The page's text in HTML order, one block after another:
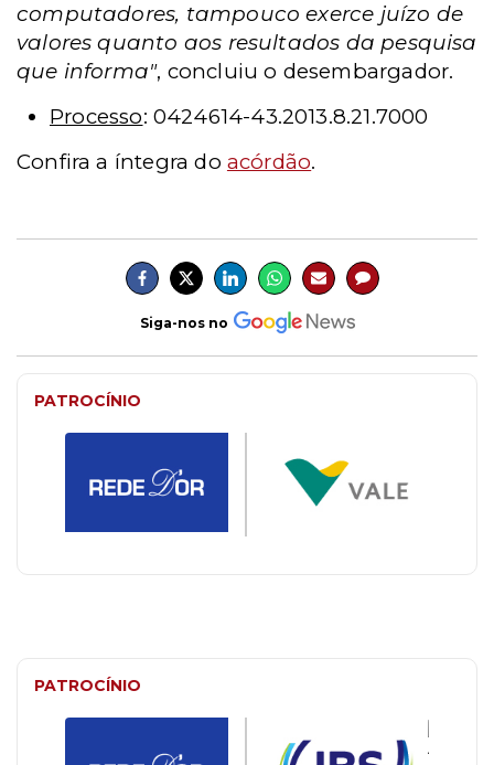
computadores, tampouco exerce juízo de
valores quanto aos resultados da pesquisa
que informa", concluiu o desembargador.
Processo: 0424614-43.2013.8.21.7000
Confira a íntegra do acórdão.
Siga-nos no
PATROCÍNIO
PATROCÍNIO